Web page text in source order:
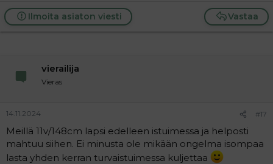
Vastaa
Ilmoita asiaton viesti
vierailija
Vieras
14.11.2024 #17
Meillä 11v/148cm lapsi edelleen istuimessa ja helposti
mahtuu siihen. Ei minusta ole mikään ongelma isompaa
lasta yhden kerran turvaistuimessa kuljettaa